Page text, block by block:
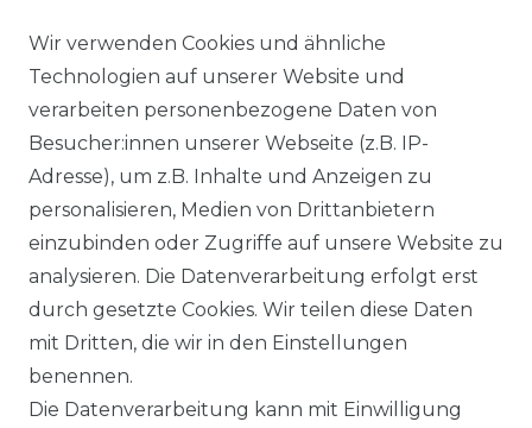
BEZAHLUNG
KLIMA- UND UMWELTSCHUTZ
LEXIKON
UNTERNEHMEN
Wir verwenden Cookies und ähnliche
Technologien auf unserer Website und
verarbeiten personenbezogene Daten von
Besucher:innen unserer Webseite (z.B. IP-
Adresse), um z.B. Inhalte und Anzeigen zu
personalisieren, Medien von Drittanbietern
einzubinden oder Zugriffe auf unsere Website zu
analysieren. Die Datenverarbeitung erfolgt erst
durch gesetzte Cookies. Wir teilen diese Daten
mit Dritten, die wir in den Einstellungen
benennen.
Die Datenverarbeitung kann mit Einwilligung